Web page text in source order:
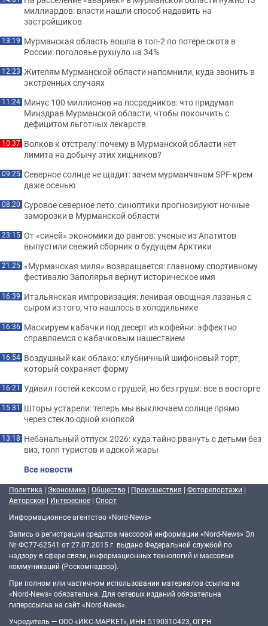
миллиардов: власти нашли способ надавить на
застройщиков
13:19 Мурманская область вошла в топ-2 по потере скота в
России: поголовье рухнуло на 34%
12:23 Жителям Мурманской области напомнили, куда звонить в
экстренных случаях
11:24 Минус 100 миллионов на посредников: что придумал
Минздрав Мурманской области, чтобы покончить с
дефицитом льготных лекарств
10:37 Волков к отстрелу: почему в Мурманской области нет
лимита на добычу этих хищников?
09:25 Северное солнце не щадит: зачем мурманчанам SPF-крем
даже осенью
08:20 Суровое северное лето: синоптики прогнозируют ночные
заморозки в Мурманской области
23:15 От «синей» экономики до рангов: ученые из Апатитов
выпустили свежий сборник о будущем Арктики
21:25 «Мурманская миля» возвращается: главному спортивному
фестивалю Заполярья вернут историческое имя
16:39 Итальянская импровизация: ленивая овощная лазанья с
сыром из того, что нашлось в холодильнике
16:36 Маскируем кабачки под десерт из кофейни: эффектно
справляемся с кабачковым нашествием
16:54 Воздушный как облако: клубничный шифоновый торт,
который сохраняет форму
16:21 Удивил гостей кексом с грушей, но без груши: все в восторге
15:31 Шторы устарели: теперь мы выключаем солнце прямо
через стекло одной кнопкой
13:18 Небанальный отпуск 2026: куда тайно рвануть с детьми без
виз, толп туристов и адской жары
Все новости
Политика | Экономика | Общество | Происшествия | Фоторепортажи |
Авторское | Интересное | Спорт
Информационное агентство «Nord-News»
Запись о регистрации средства массовой информации «Nord-News» Эл
№ ФС77-62541 от 27.07.2015 г. выдано Федеральной службой по
надзору в сфере связи, информационных технологий и массовых
коммуникаций (Роскомнадзор).
При полном или частичном использовании материалов ссылка на
«Nord-News» обязательна. Для сетевых изданий обязательна
гиперссылка на сайт «Nord-News».
Учредитель — ООО «ИКС-МАРКЕТ», ИНН 5190310423, ОГРН